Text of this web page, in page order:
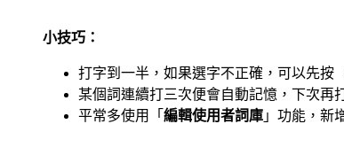
小技巧：
打字到一半，如果選字不正確，可以先按
某個詞連續打三次便會自動記憶，下次再
平常多使用「 編輯使用者詞庫 」功能，新